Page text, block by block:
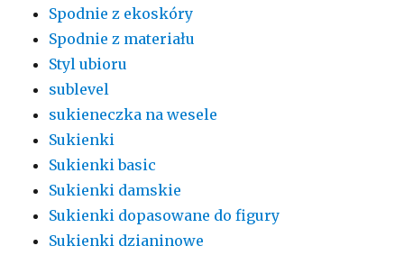
Spodnie z ekoskóry
Spodnie z materiału
Styl ubioru
sublevel
sukieneczka na wesele
Sukienki
Sukienki basic
Sukienki damskie
Sukienki dopasowane do figury
Sukienki dzianinowe